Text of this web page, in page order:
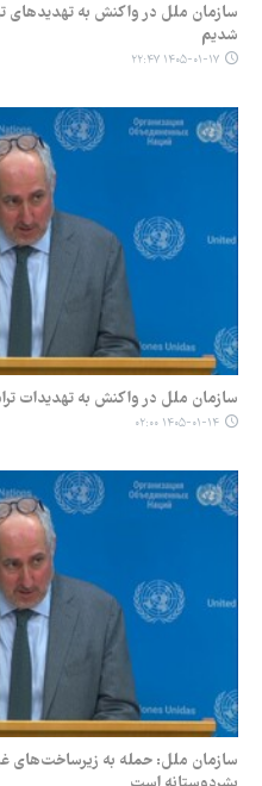
سازمان ملل در واکنش به تهدیدهای
شدیم
۱۴۰۵-۰۱-۱۷ ۲۲:۴۷
سازمان ملل در واکنش به تهدیدات
۱۴۰۵-۰۱-۱۴ ۰۲:۰۰
سازمان ملل: حمله به زیرساخت‌های